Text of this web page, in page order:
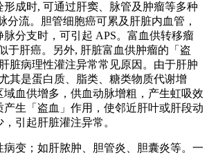
形成时, 可通过肝窦、脉管及肿瘤等多种
分流。胆管细胞癌可累及肝脏内血管，
分支时，可引起 APS。富血供转移瘤
于肝癌。另外, 肝脏富血供肿瘤的「盗
脏病理性灌注异常常见原因。由于肝肿
其是蛋白质、脂类、糖类物质代谢增
域血供增多，供血动脉增粗，产生虹吸效
产生「盗血」作用，使邻近肝叶或肝段动
引起肝脏灌注异常。
变；如肝脓肿、胆管炎、胆囊炎等。一